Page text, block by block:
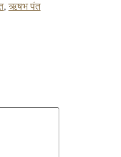
, ऋषभ पंत